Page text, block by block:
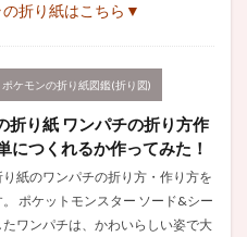
折り紙はこちら ▼
ポケモンの折り紙図鑑(折り図)
折り紙 ワンパチの折り方作
につくれるか作ってみた！
紙のワンパチの折り方・作り方を
ポケットモンスター ソード&シー
ワンパチは、かわいらしい姿で大